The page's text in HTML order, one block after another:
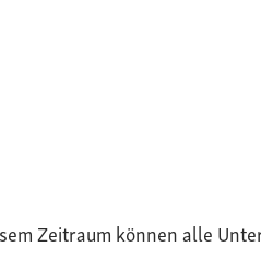
Zeitraum können alle